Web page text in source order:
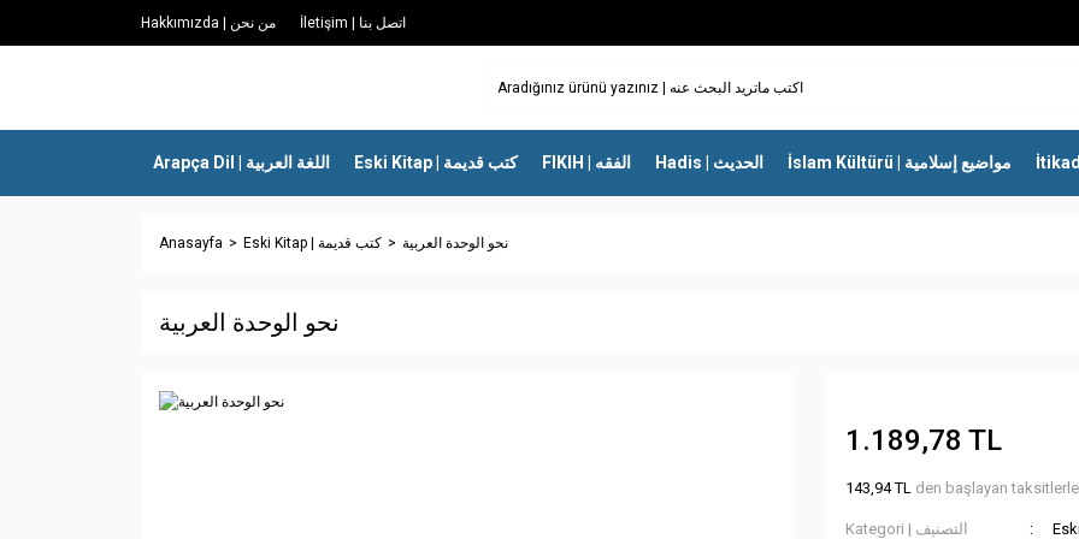
Hakkımızda | من نحن İletişim | اتصل بنا
Arapça Dil | اللغة العربية Eski Kitap | كتب قديمة FIKIH | الفقه Hadis | الحديث İslam Kültürü | مواضيع إسلامية
Anasayfa Eski Kitap | كتب قديمة نحو الوحدة العربية
نحو الوحدة العربية
1.189,78 TL
143,94 TL den başlayan
Kategori | التصنيف